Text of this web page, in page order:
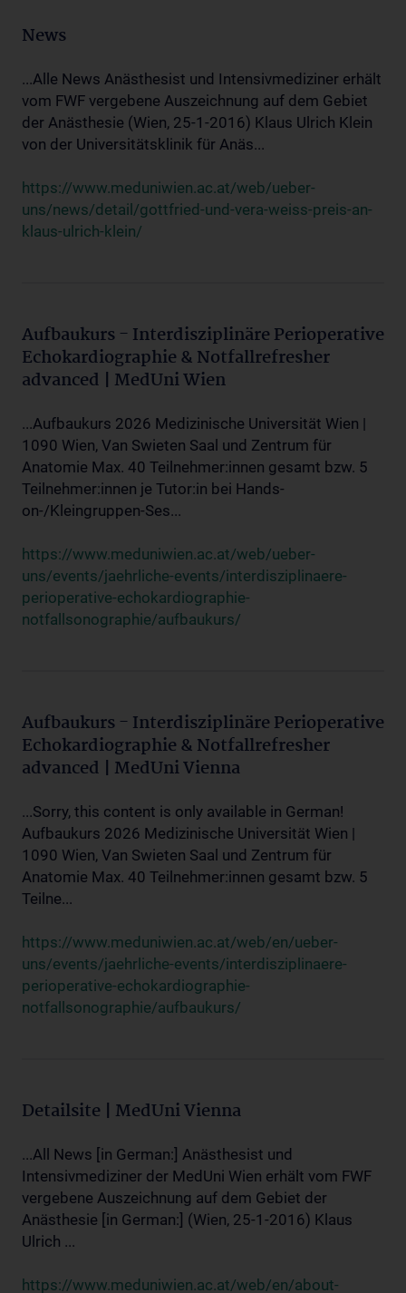
News
...Alle News Anästhesist und Intensivmediziner erhält
vom FWF vergebene Auszeichnung auf dem Gebiet
der Anästhesie (Wien, 25-1-2016) Klaus Ulrich Klein
von der Universitätsklinik für Anäs...
https://www.meduniwien.ac.at/web/ueber-
uns/news/detail/gottfried-und-vera-weiss-preis-an-
klaus-ulrich-klein/
Aufbaukurs - Interdisziplinäre Perioperative
Echokardiographie & Notfallrefresher
advanced | MedUni Wien
...Aufbaukurs 2026 Medizinische Universität Wien |
1090 Wien, Van Swieten Saal und Zentrum für
Anatomie Max. 40 Teilnehmer:innen gesamt bzw. 5
Teilnehmer:innen je Tutor:in bei Hands-
on-/Kleingruppen-Ses...
https://www.meduniwien.ac.at/web/ueber-
uns/events/jaehrliche-events/interdisziplinaere-
perioperative-echokardiographie-
notfallsonographie/aufbaukurs/
Aufbaukurs - Interdisziplinäre Perioperative
Echokardiographie & Notfallrefresher
advanced | MedUni Vienna
...Sorry, this content is only available in German!
Aufbaukurs 2026 Medizinische Universität Wien |
1090 Wien, Van Swieten Saal und Zentrum für
Anatomie Max. 40 Teilnehmer:innen gesamt bzw. 5
Teilne...
https://www.meduniwien.ac.at/web/en/ueber-
uns/events/jaehrliche-events/interdisziplinaere-
perioperative-echokardiographie-
notfallsonographie/aufbaukurs/
Detailsite | MedUni Vienna
...All News [in German:] Anästhesist und
Intensivmediziner der MedUni Wien erhält vom FWF
vergebene Auszeichnung auf dem Gebiet der
Anästhesie [in German:] (Wien, 25-1-2016) Klaus
Ulrich ...
https://www.meduniwien.ac.at/web/en/about-